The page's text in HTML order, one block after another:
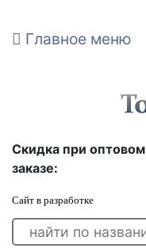
Главное меню
Скидка при оптовом
заказе:
Сайт в разработке